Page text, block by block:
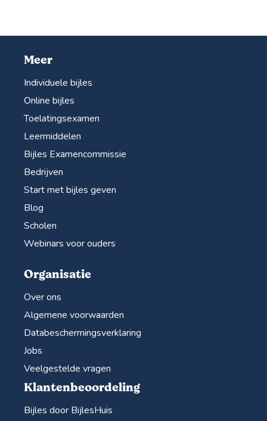
Meer
Individuele bijles
Online bijles
Toelatingsexamen
Leermiddelen
Bijles Examencommissie
Bedrijven
Start met bijles geven
Blog
Scholen
Webinars voor ouders
Organisatie
Over ons
Algemene voorwaarden
Databeschermingsverklaring
Jobs
Veelgestelde vragen
Klantenbeoordeling
Bijles door BijlesHuis